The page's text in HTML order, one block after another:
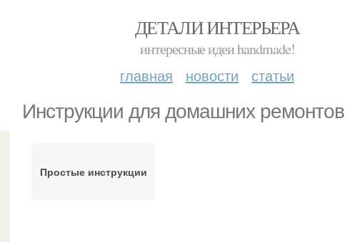
ДЕТАЛИ ИНТЕРЬЕРА
интересные идеи handmade!
главная новости статьи
Инструкции для домашних ремонтов
Простые инструкции